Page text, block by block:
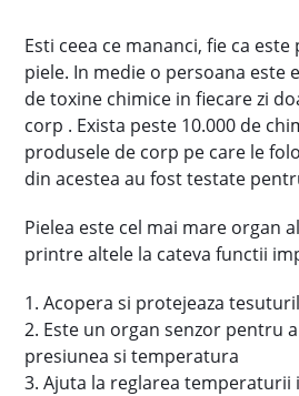
Esti ceea ce mananci, fie ca
piele. In medie o persoana este
de toxine chimice in fiecare zi
corp . Exista peste 10.000 de
produsele de corp pe care le
din acestea au fost testate
Pielea este cel mai mare organ
printre altele la cateva functii
1. Acopera si protejeaza
2. Este un organ senzor pentru
presiunea si temperatura
3. Ajuta la reglarea